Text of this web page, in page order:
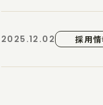
2025.12.02 採用情